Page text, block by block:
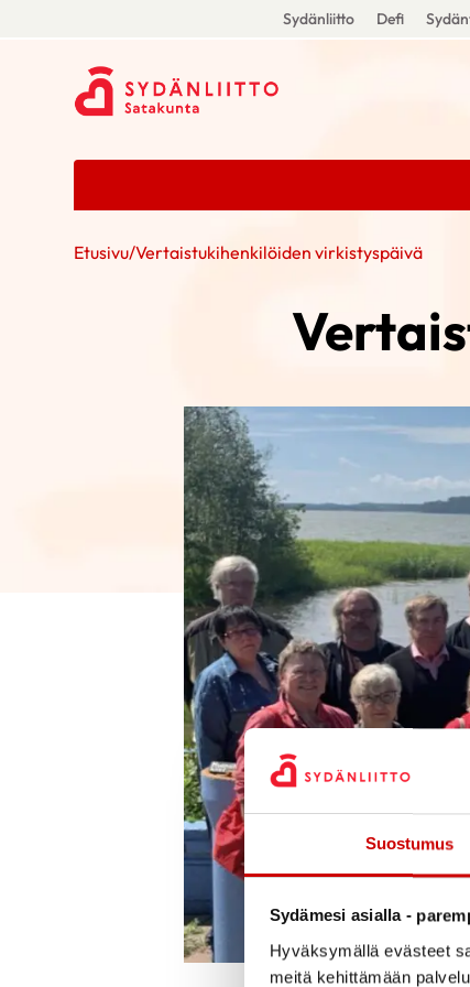
Suostumus
Sydämesi asialla -
Hyväksymällä evästeet
meitä kehittämään
Sydänliitto Defi
Etusivu/Vertaistukihenkilöiden virkistyspäivä